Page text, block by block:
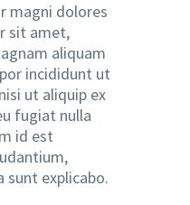
magni dolores
sit amet,
aliquam
incididunt ut
ut aliquip ex
fugiat nulla
id est
explicabo.